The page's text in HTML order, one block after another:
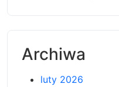
Archiwa
luty 2026